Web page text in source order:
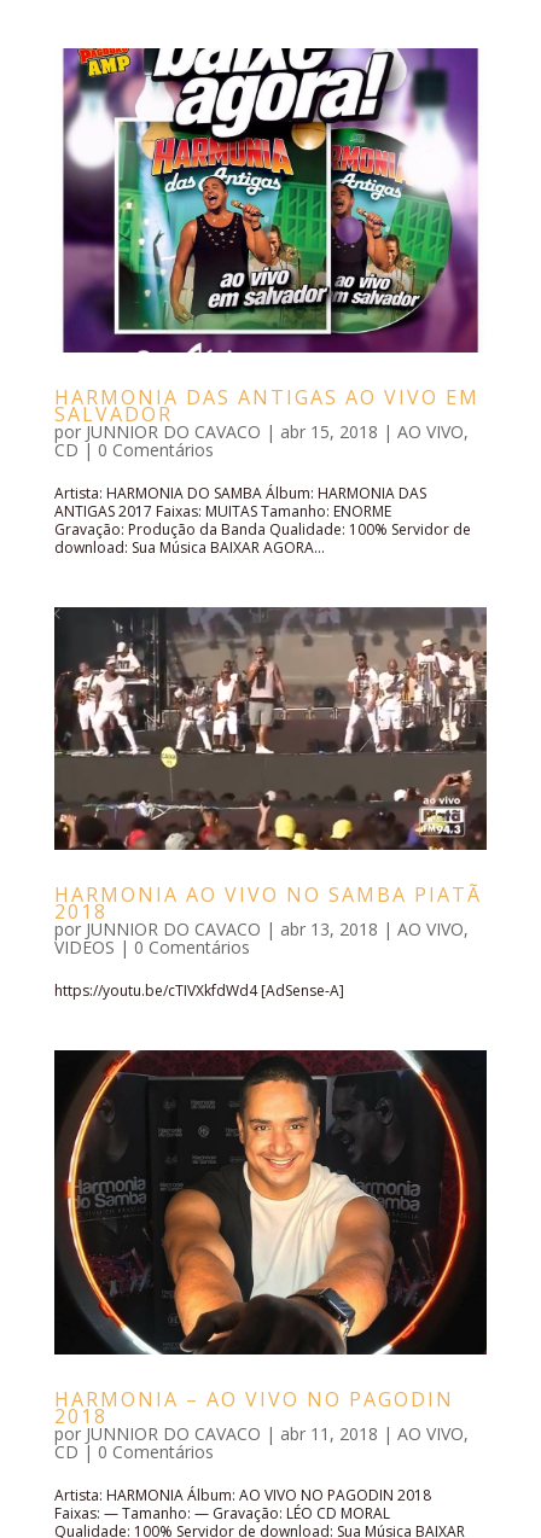
HARMONIA DAS ANTIGAS AO VIVO EM
SALVADOR
por JUNNIOR DO CAVACO | abr 15, 2018 | AO VIVO,
CD | 0 Comentários
Artista: HARMONIA DO SAMBA Álbum: HARMONIA DAS
ANTIGAS 2017 Faixas: MUITAS Tamanho: ENORME
Gravação: Produção da Banda Qualidade: 100% Servidor de
download: Sua Música BAIXAR AGORA...
HARMONIA AO VIVO NO SAMBA PIATÃ
2018
por JUNNIOR DO CAVACO | abr 13, 2018 | AO VIVO,
VIDEOS | 0 Comentários
https://youtu.be/cTIVXkfdWd4 [AdSense-A]
HARMONIA – AO VIVO NO PAGODIN
2018
por JUNNIOR DO CAVACO | abr 11, 2018 | AO VIVO,
CD | 0 Comentários
Artista: HARMONIA Álbum: AO VIVO NO PAGODIN 2018
Faixas: — Tamanho: — Gravação: LÉO CD MORAL
Qualidade: 100% Servidor de download: Sua Música BAIXAR